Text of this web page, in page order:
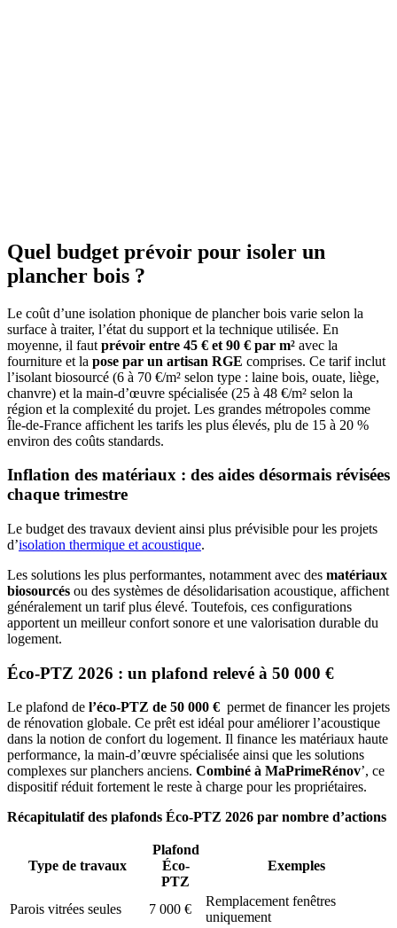
Quel budget prévoir pour isoler un
plancher bois ?
Le coût d’une isolation phonique de plancher bois varie selon la
surface à traiter, l’état du support et la technique utilisée. En
moyenne, il faut prévoir entre 45 € et 90 € par m² avec la
fourniture et la pose par un artisan RGE comprises. Ce tarif inclut
l’isolant biosourcé (6 à 70 €/m² selon type : laine bois, ouate, liège,
chanvre) et la main-d’œuvre spécialisée (25 à 48 €/m² selon la
région et la complexité du projet. Les grandes métropoles comme
Île-de-France affichent les tarifs les plus élevés, plu de 15 à 20 %
environ des coûts standards.
Inflation des matériaux : des aides désormais révisées
chaque trimestre
Le budget des travaux devient ainsi plus prévisible pour les projets
d’isolation thermique et acoustique.
Les solutions les plus performantes, notamment avec des matériaux
biosourcés ou des systèmes de désolidarisation acoustique, affichent
généralement un tarif plus élevé. Toutefois, ces configurations
apportent un meilleur confort sonore et une valorisation durable du
logement.
Éco-PTZ 2026 : un plafond relevé à 50 000 €
Le plafond de l’éco-PTZ de 50 000 € permet de financer les projets
de rénovation globale. Ce prêt est idéal pour améliorer l’acoustique
dans la notion de confort du logement. Il finance les matériaux haute
performance, la main-d’œuvre spécialisée ainsi que les solutions
complexes sur planchers anciens. Combiné à MaPrimeRénov’, ce
dispositif réduit fortement le reste à charge pour les propriétaires.
Récapitulatif des plafonds Éco-PTZ 2026 par nombre d’actions
Type de travaux
Plafond
Éco-
PTZ
Exemples
Parois vitrées seules 7 000 €
Remplacement fenêtres
uniquement